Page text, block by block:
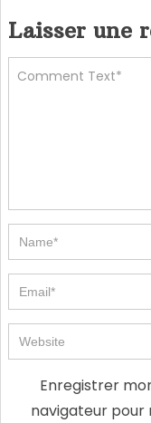
Laisser une
Enregistrer
navigateur